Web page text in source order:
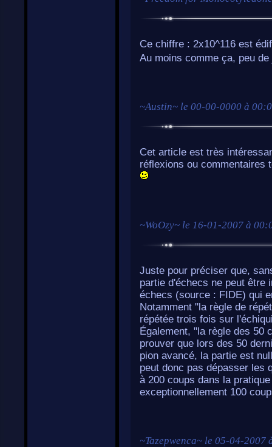
Ce chiffre : 2x10^116 est
Au moins comme ça, peu
~Austin~ le 00-00-0000 à
Cet article est très
réflexions ou commentaires
~WoOzy~ le 16-01-2007 à
Juste pour préciser que,
partie d'échecs ne peut être
échecs (source : FIDE) qui
Notamment "la règle de
répétée trois fois sur
Également, "la règle des 50
prouver que lors des 50
pion avancé, la partie est
peut donc pas dépasser les
à 200 coups dans la
exceptionnellement 100
~Tazepwenca~ le 05-04-2007